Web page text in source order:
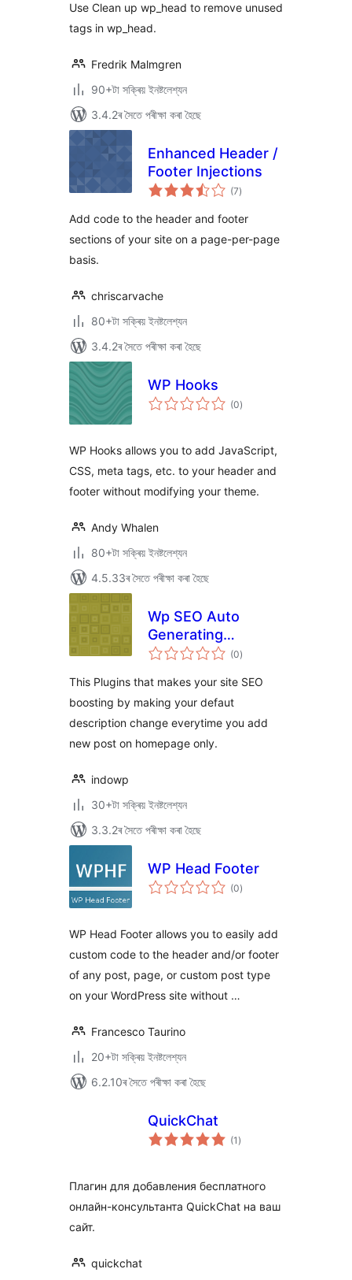
Use Clean up wp_head to remove unused
tags in wp_head.
Fredrik Malmgren
90+টা সক্ৰিয় ইনষ্টলেশ্যন
3.4.2ৰ সৈতে পৰীক্ষা কৰা হৈছে
Enhanced Header /
Footer Injections
(7টা
মুঠ)
Add code to the header and footer
sections of your site on a page-per-page
basis.
chriscarvache
80+টা সক্ৰিয় ইনষ্টলেশ্যন
3.4.2ৰ সৈতে পৰীক্ষা কৰা হৈছে
WP Hooks
(0টা
মুঠ)
WP Hooks allows you to add JavaScript,
CSS, meta tags, etc. to your header and
footer without modifying your theme.
Andy Whalen
80+টা সক্ৰিয় ইনষ্টলেশ্যন
4.5.33ৰ সৈতে পৰীক্ষা কৰা হৈছে
Wp SEO Auto
Generating
Metatag
(0টা
মুঠ)
This Plugins that makes your site SEO
boosting by making your defaut
description change everytime you add
new post on homepage only.
indowp
30+টা সক্ৰিয় ইনষ্টলেশ্যন
3.3.2ৰ সৈতে পৰীক্ষা কৰা হৈছে
WP Head Footer
(0টা
মুঠ)
WP Head Footer allows you to easily add
custom code to the header and/or footer
of any post, page, or custom post type
on your WordPress site without …
Francesco Taurino
20+টা সক্ৰিয় ইনষ্টলেশ্যন
6.2.10ৰ সৈতে পৰীক্ষা কৰা হৈছে
QuickChat
(1 টা
মুঠ)
Плагин для добавления бесплатного
онлайн-консультанта QuickChat на ваш
сайт.
quickchat